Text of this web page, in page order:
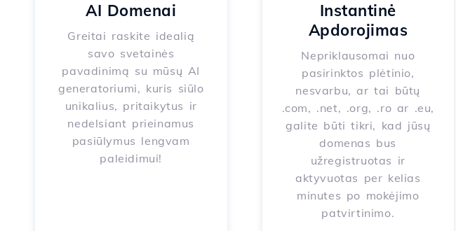
AI Domenai
Greitai raskite idealią
savo svetainės
pavadinimą su mūsų AI
generatoriumi, kuris siūlo
unikalius, pritaikytus ir
nedelsiant prieinamus
pasiūlymus lengvam
paleidimui!
Instantinė
Apdorojimas
Nepriklausomai nuo
pasirinktos plėtinio,
nesvarbu, ar tai būtų
.com, .net, .org, .ro ar .eu,
galite būti tikri, kad jūsų
domenas bus
užregistruotas ir
aktyvuotas per kelias
minutes po mokėjimo
patvirtinimo.